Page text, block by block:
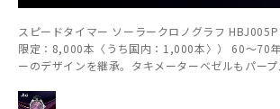
スピードタイマー ソーラークロノグラフ
限定：8,000本〈うち国内：1,000本〉） 60～70
ーのデザインを継承。タキメーターベゼルもパープ